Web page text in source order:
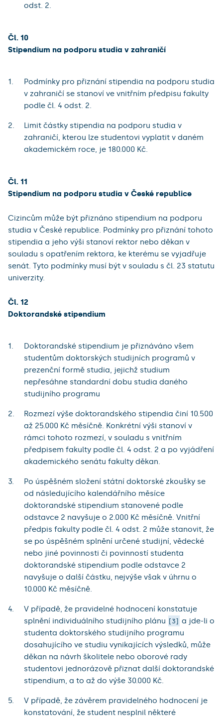
odst. 2.
Čl. 10
Stipendium na podporu studia v zahraničí
Podmínky pro přiznání stipendia na podporu studia
v zahraničí se stanoví ve vnitřním předpisu fakulty
podle čl. 4 odst. 2.
Limit částky stipendia na podporu studia v
zahraničí, kterou lze studentovi vyplatit v daném
akademickém roce, je 180.000 Kč.
Čl. 11
Stipendium na podporu studia v České republice
Cizincům může být přiznáno stipendium na podporu
studia v České republice. Podmínky pro přiznání tohoto
stipendia a jeho výši stanoví rektor nebo děkan v
souladu s opatřením rektora, ke kterému se vyjadřuje
senát. Tyto podmínky musí být v souladu s čl. 23 statutu
univerzity.
Čl. 12
Doktorandské stipendium
Doktorandské stipendium je přiznáváno všem
studentům doktorských studijních programů v
prezenční formě studia, jejichž studium
nepřesáhne standardní dobu studia daného
studijního programu
Rozmezí výše doktorandského stipendia činí 10.500
až 25.000 Kč měsíčně. Konkrétní výši stanoví v
rámci tohoto rozmezí, v souladu s vnitřním
předpisem fakulty podle čl. 4 odst. 2 a po vyjádření
akademického senátu fakulty děkan.
Po úspěšném složení státní doktorské zkoušky se
od následujícího kalendářního měsíce
doktorandské stipendium stanovené podle
odstavce 2 navyšuje o 2.000 Kč měsíčně. Vnitřní
předpis fakulty podle čl. 4 odst. 2 může stanovit, že
se po úspěšném splnění určené studijní, vědecké
nebo jiné povinnosti či povinností studenta
doktorandské stipendium podle odstavce 2
navyšuje o další částku, nejvýše však v úhrnu o
10.000 Kč měsíčně.
V případě, že pravidelné hodnocení konstatuje
splnění individuálního studijního plánu
3
a jde-li o
studenta doktorského studijního programu
dosahujícího ve studiu vynikajících výsledků, může
děkan na návrh školitele nebo oborové rady
studentovi jednorázově přiznat další doktorandské
stipendium, a to až do výše 30.000 Kč.
V případě, že závěrem pravidelného hodnocení je
konstatování, že student nesplnil některé